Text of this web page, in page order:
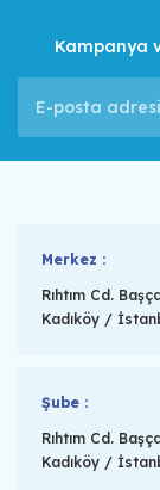
Kampanya
Merkez :
Rıhtım Cd.
Kadıköy /
Şube :
Rıhtım Cd.
Kadıköy /